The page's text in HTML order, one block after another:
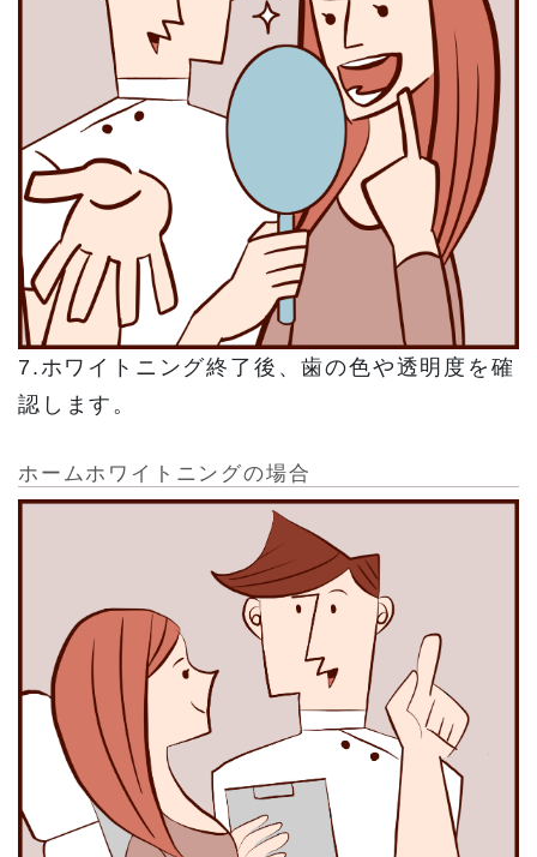
7.ホワイトニング終了後、歯の色や透明度を確
認します。
ホームホワイトニングの場合